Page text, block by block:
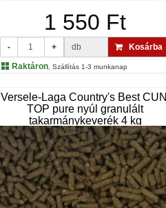
1 550 Ft
- + db
Kosárba
Raktáron, Szállítás 1-3 munkanap
Versele-Laga Country's Best CUNI
TOP pure nyúl granulált
takarmánykeverék 4 kg